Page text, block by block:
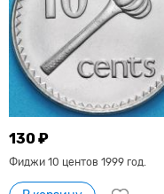
130 ₽
Фиджи 10 центов 1999 год.